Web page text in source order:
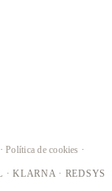
·Política de cookies ·
· KLARNA · REDSYS